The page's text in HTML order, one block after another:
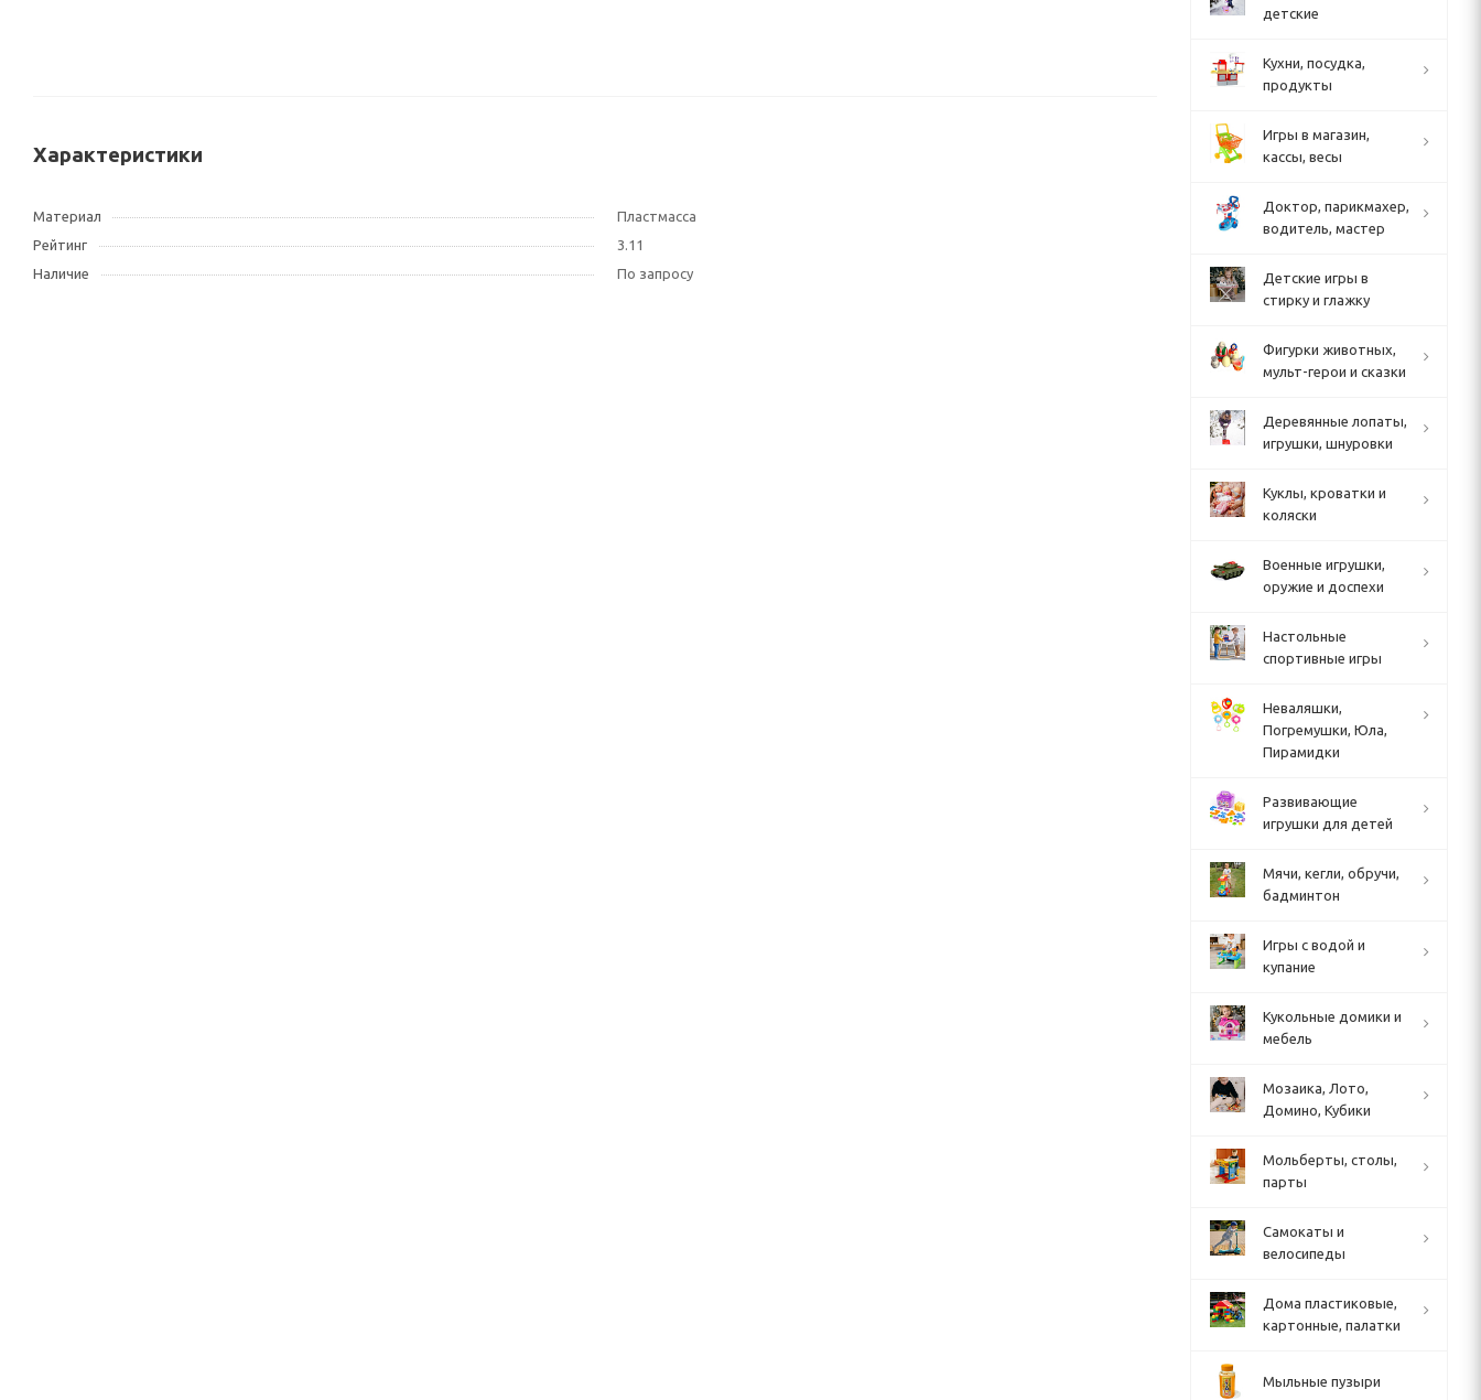
Характеристики
Материал
Пластмасса
Рейтинг
3.11
Наличие
По запросу
детские
Кухни, посудка,
продукты
Игры в магазин,
кассы, весы
Доктор, парикмахер,
водитель, мастер
Детские игры в
стирку и глажку
Фигурки животных,
мульт-герои и сказки
Деревянные лопаты,
игрушки, шнуровки
Куклы, кроватки и
коляски
Военные игрушки,
оружие и доспехи
Настольные
спортивные игры
Неваляшки,
Погремушки, Юла,
Пирамидки
Развивающие
игрушки для детей
Мячи, кегли, обручи,
бадминтон
Игры с водой и
купание
Кукольные домики и
мебель
Мозаика, Лото,
Домино, Кубики
Мольберты, столы,
парты
Cамокаты и
велосипеды
Дома пластиковые,
картонные, палатки
Мыльные пузыри